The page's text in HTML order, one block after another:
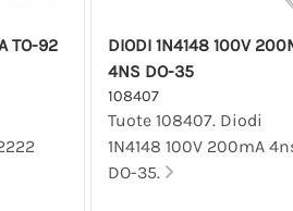
TO-92
DIODI 1N4148 100V
4NS DO-35
108407
Tuote 108407. Diodi
1N4148 100V 200mA
DO-35.